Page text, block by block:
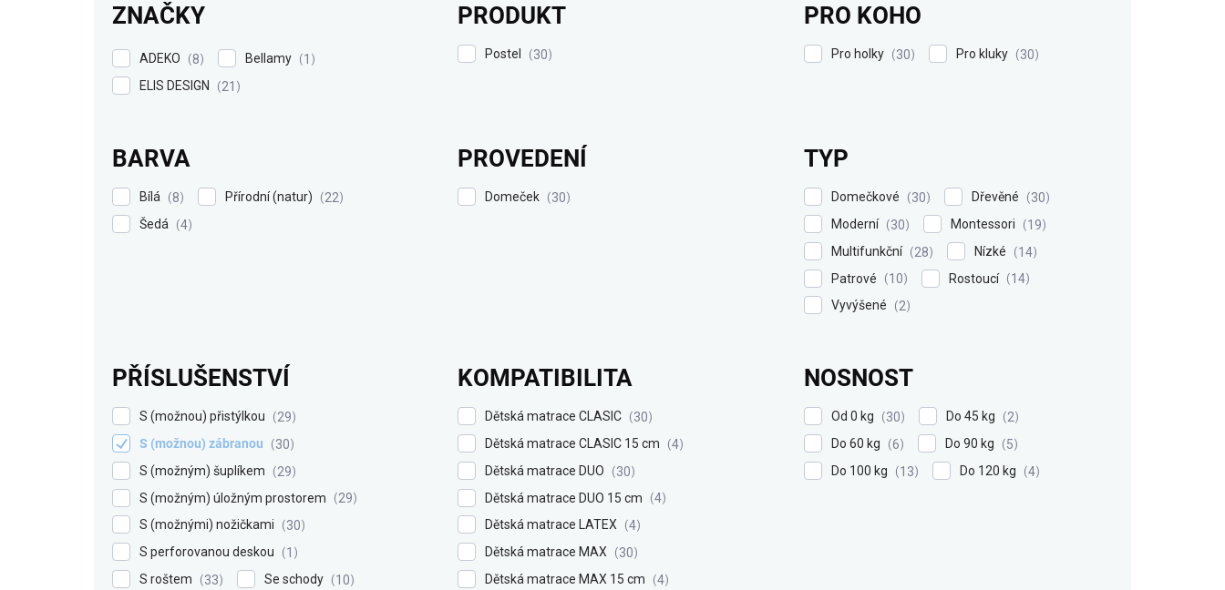
ZNAČKY
ADEKO 8 Bellamy
1
ELIS DESIGN
21
PRODUKT
Postel 30
PRO KOHO
Pro holky 30 Pro kluky 30
BARVA
Bílá 8 Přírodní (natur)
22
Šedá
4
PROVEDENÍ
Domeček 30
TYP
Domečkové 30 Dřevěné
30
Moderní
30 Montessori
19
Multifunkční
28 Nízké
14
Patrové
10 Rostoucí
14
Vyvýšené
2
PŘÍSLUŠENSTVÍ
S (možnou) přistýlkou
29
S (možnou) zábranou
30
S (možným) šuplíkem
29
S (možným) úložným prostorem
29
S (možnými) nožičkami
30
S perforovanou deskou
1
S roštem
33 Se schody 10
KOMPATIBILITA
Dětská matrace CLASIC
30
Dětská matrace CLASIC 15 cm
4
Dětská matrace DUO
30
Dětská matrace DUO 15 cm
4
Dětská matrace LATEX
4
Dětská matrace MAX
30
Dětská matrace MAX 15 cm
4
NOSNOST
Od 0 kg 30 Do 45 kg
2
Do 60 kg
6 Do 90 kg
5
Do 100 kg
13 Do 120 kg 4